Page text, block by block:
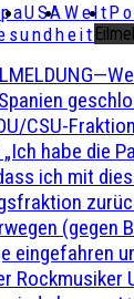
USAWelt
CSU-
habe die
ich mit
(gegen
eingefahren
Rockmusiker